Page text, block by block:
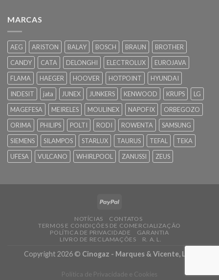
MARCAS
AEG ARISTON BALAY BOSCH BRAUN
BROTHER
CANDY
CATA DELONGHI ELECTROLUX
EUROJAVA
FLAMA
HAEGER HOOVER HOTPOINT
HYUNDAI
INDESIT
jata JUNEX JUNKERS KENWOOD KRUPS
LG
MAGEFESA
MEIRELES MOULINEX NAPOFIX
ORBEGOZO
ORIMA
PHILIPS POLTI RODI ROWENTA
SAMSUNG
SIEMENS
SILAMPOS STARLUX TAURUS TEFAL
TEKA
UFESA
VULCANO WHIRLPOOL ZANUSSI ZEUS
NOTÍCIAS
CONTATOS
TERMOS E CONDIÇÕES DE COMERCIALIZAÇÃO
POLÍTICA DE PRIVACIDADE
GARANTIA
LIVRO DE RECLAMAÇÕES
R. A. L.
Copyright 2026 © Cinogaz - Marques & Vicente, Lda.
Política de Privacidade e Cookies